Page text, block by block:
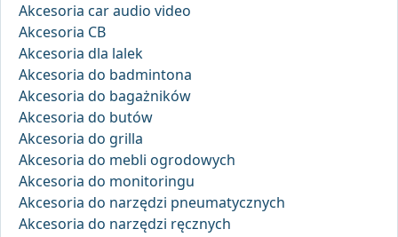
Akcesoria car audio video
Akcesoria CB
Akcesoria dla lalek
Akcesoria do badmintona
Akcesoria do bagażników
Akcesoria do butów
Akcesoria do grilla
Akcesoria do mebli ogrodowych
Akcesoria do monitoringu
Akcesoria do narzędzi pneumatycznych
Akcesoria do narzędzi ręcznych